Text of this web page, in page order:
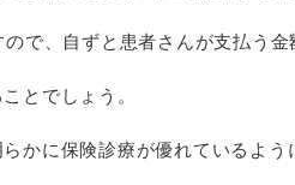
で、自ずと患者さんが支払う金
とでしょう。
かに保険診療が優れているよう